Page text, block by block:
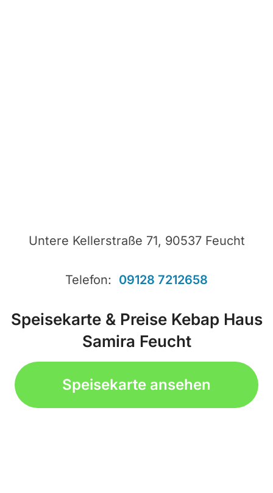
Untere Kellerstraße 71, 90537 Feucht
Telefon: 09128 7212658
Speisekarte & Preise Kebap Haus
Samira Feucht
Speisekarte ansehen